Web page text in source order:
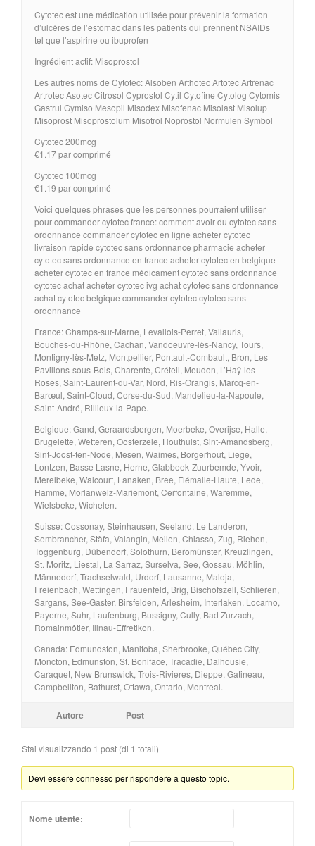
Cytotec est une médication utilisée pour prévenir la formation
d’ulcères de l’estomac dans les patients qui prennent NSAIDs
tel que l’aspirine ou ibuprofen
Ingrédient actif: Misoprostol
Les autres noms de Cytotec: Alsoben Arthotec Artotec Artrenac
Artrotec Asotec Citrosol Cyprostol Cytil Cytofine Cytolog Cytomis
Gastrul Gymiso Mesopil Misodex Misofenac Misolast Misolup
Misoprost Misoprostolum Misotrol Noprostol Normulen Symbol
Cytotec 200mcg
€1.17 par comprimé
Cytotec 100mcg
€1.19 par comprimé
Voici quelques phrases que les personnes pourraient utiliser
pour commander cytotec france: comment avoir du cytotec sans
ordonnance commander cytotec en ligne acheter cytotec
livraison rapide cytotec sans ordonnance pharmacie acheter
cytotec sans ordonnance en france acheter cytotec en belgique
acheter cytotec en france médicament cytotec sans ordonnance
cytotec achat acheter cytotec ivg achat cytotec sans ordonnance
achat cytotec belgique commander cytotec cytotec sans
ordonnance
France: Champs-sur-Marne, Levallois-Perret, Vallauris,
Bouches-du-Rhône, Cachan, Vandoeuvre-lès-Nancy, Tours,
Montigny-lès-Metz, Montpellier, Pontault-Combault, Bron, Les
Pavillons-sous-Bois, Charente, Créteil, Meudon, L’Haÿ-les-
Roses, Saint-Laurent-du-Var, Nord, Ris-Orangis, Marcq-en-
Barœul, Saint-Cloud, Corse-du-Sud, Mandelieu-la-Napoule,
Saint-André, Rillieux-la-Pape.
Belgique: Gand, Geraardsbergen, Moerbeke, Overijse, Halle,
Brugelette, Wetteren, Oosterzele, Houthulst, Sint-Amandsberg,
Sint-Joost-ten-Node, Mesen, Waimes, Borgerhout, Liege,
Lontzen, Basse Lasne, Herne, Glabbeek-Zuurbemde, Yvoir,
Merelbeke, Walcourt, Lanaken, Bree, Flémalle-Haute, Lede,
Hamme, Morlanwelz-Mariemont, Cerfontaine, Waremme,
Wielsbeke, Wichelen.
Suisse: Cossonay, Steinhausen, Seeland, Le Landeron,
Sembrancher, Stäfa, Valangin, Meilen, Chiasso, Zug, Riehen,
Toggenburg, Dübendorf, Solothurn, Beromünster, Kreuzlingen,
St. Moritz, Liestal, La Sarraz, Surselva, See, Gossau, Möhlin,
Männedorf, Trachselwald, Urdorf, Lausanne, Maloja,
Freienbach, Wettingen, Frauenfeld, Brig, Bischofszell, Schlieren,
Sargans, See-Gaster, Birsfelden, Arlesheim, Interlaken, Locarno,
Payerne, Suhr, Laufenburg, Bussigny, Cully, Bad Zurzach,
Romainmôtier, Illnau-Effretikon.
Canada: Edmundston, Manitoba, Sherbrooke, Québec City,
Moncton, Edmunston, St. Boniface, Tracadie, Dalhousie,
Caraquet, New Brunswick, Trois-Rivieres, Dieppe, Gatineau,
Campbellton, Bathurst, Ottawa, Ontario, Montreal.
Autore Post
Stai visualizzando 1 post (di 1 totali)
Devi essere connesso per rispondere a questo topic.
Nome utente: